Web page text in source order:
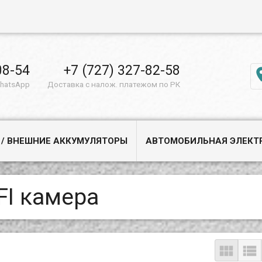
54 +7 (727) 327-82-58
Доставка с налож. платежом по РК
/ ВНЕШНИЕ АККУМУЛЯТОРЫ АВТОМОБИЛЬНАЯ
камера
 